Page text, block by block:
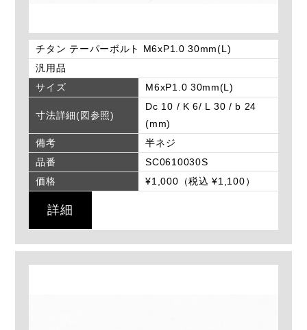
チタン テーパーボルト M6xP1.0 30mm(L)
汎用品
サイズ
M6xP1.0 30mm(L)
寸法詳細(図参照)
Dc 10 / K 6/ L 30 / b 24
(mm)
備考
半ネジ
品番
SC0610030S
価格
¥1,000（税込 ¥1,100）
詳細